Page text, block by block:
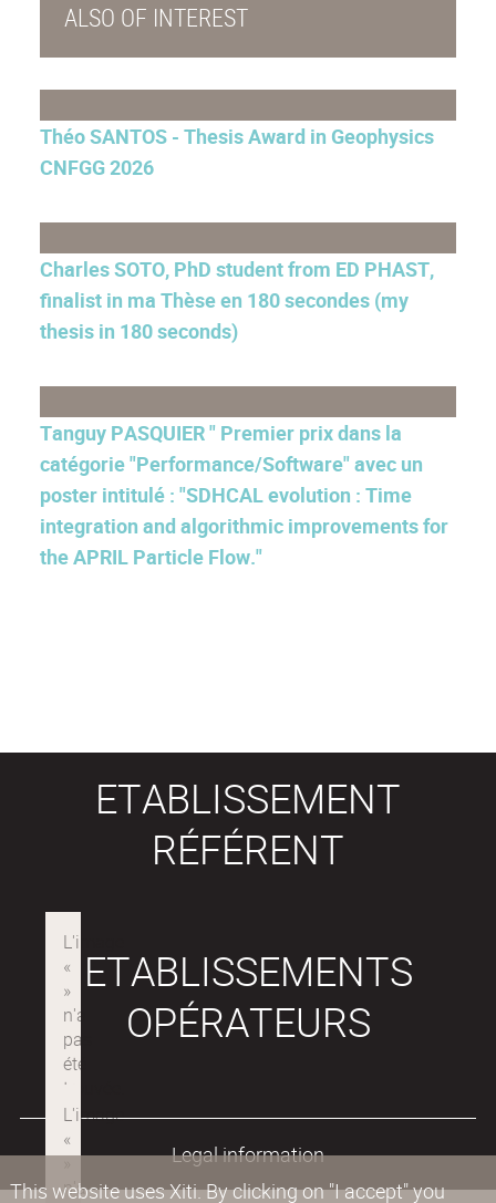
This website uses Xiti. By clicking on "I accept" you
ALSO OF INTEREST
Théo SANTOS - Thesis Award in Geophysics
CNFGG 2026
Charles SOTO, PhD student from ED PHAST,
finalist in ma Thèse en 180 secondes (my
thesis in 180 seconds)
Tanguy PASQUIER " Premier prix dans la
catégorie "Performance/Software" avec un
poster intitulé : "SDHCAL evolution : Time
integration and algorithmic improvements for
the APRIL Particle Flow."
ETABLISSEMENT
RÉFÉRENT
ETABLISSEMENTS
OPÉRATEURS
Legal information